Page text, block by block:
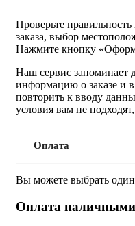
Проверьте
заказа, выбор
Нажмите кнопку
Наш сервис запоминает
информацию о заказе и
повторить к вводу
условия вам не
Оплата
Вы можете выбрать один
Оплата наличными